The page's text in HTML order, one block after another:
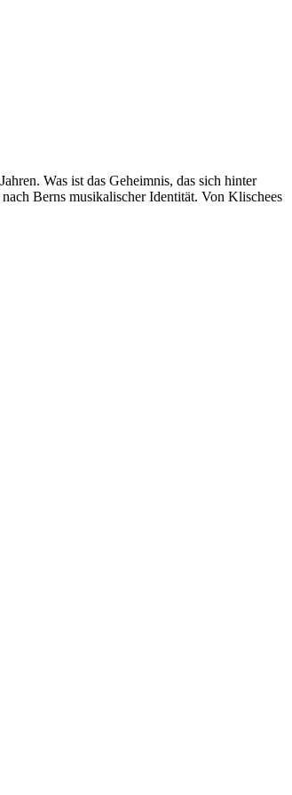
Was ist das Geheimnis, das sich hinter
Berns musikalischer Identität. Von Klischees